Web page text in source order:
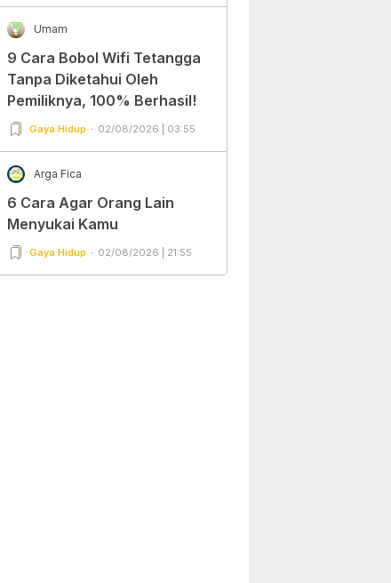
Umam
9 Cara Bobol Wifi Tetangga
Tanpa Diketahui Oleh
Pemiliknya, 100% Berhasil!
Gaya Hidup 02/08/2026 | 03:55
Arga Fica
6 Cara Agar Orang Lain
Menyukai Kamu
Gaya Hidup 02/08/2026 | 21:55